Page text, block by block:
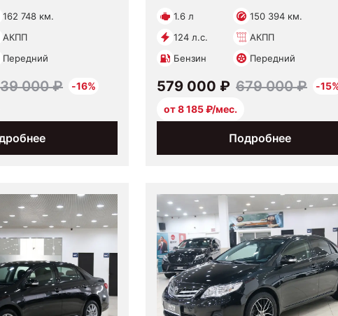
162 748 км.
АКПП
Передний
000 ₽
-16%
1.6 л
150 394 км.
124 л.с.
АКПП
Бензин
Передний
Подробнее
579 000 ₽ 679 000 ₽
-
от 8 185 ₽/мес.